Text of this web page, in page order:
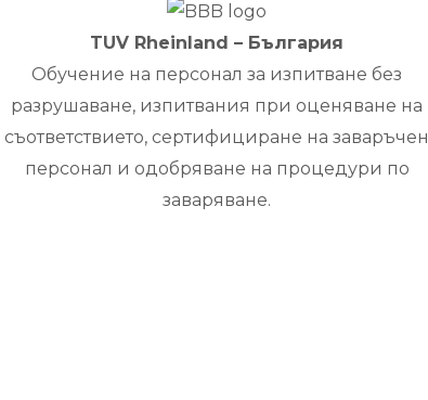
TUV Rheinland – България
Обучение на персонал за изпитване без
разрушаване, изпитвания при оценяване на
съответствието, сертифициране на заваръчен
персонал и одобряване на процедури по
заваряване.